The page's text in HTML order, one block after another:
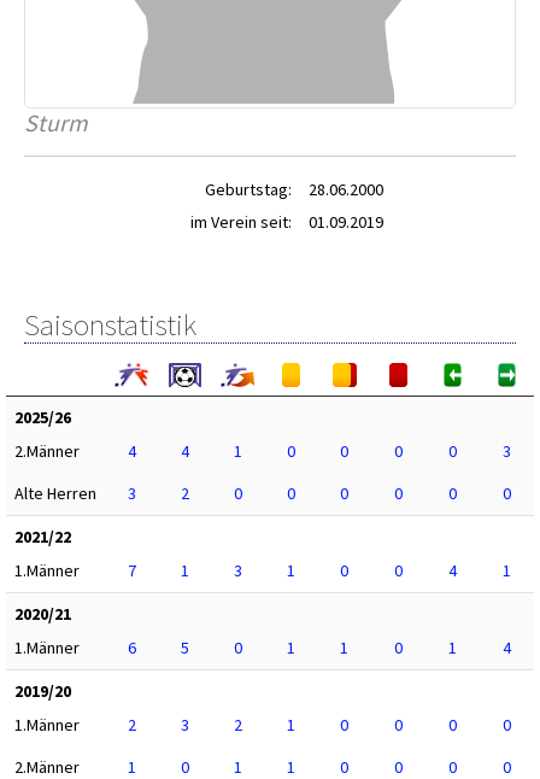
Sturm
Geburtstag:
28.06.2000
im Verein seit:
01.09.2019
Saisonstatistik
2025/26
2.Männer
4 4 1 0 0 0 0
3
Alte Herren
3 2 0 0 0 0 0
0
2021/22
1.Männer
7 1 3 1 0 0 4
1
2020/21
1.Männer
6 5 0 1 1 0 1
4
2019/20
1.Männer
2 3 2 1 0 0 0
0
2.Männer
1 0 1 1 0 0 0 0